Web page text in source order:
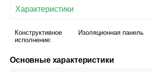
Характеристики
Конструктивное
исполнение:
Изоляционная панель
Основные характеристики